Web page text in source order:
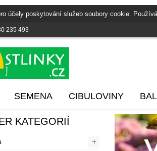
účely poskytování služeb soubory cookie.
235 493
SEMENA CIBULOVINY
KATEGORIÍ
+